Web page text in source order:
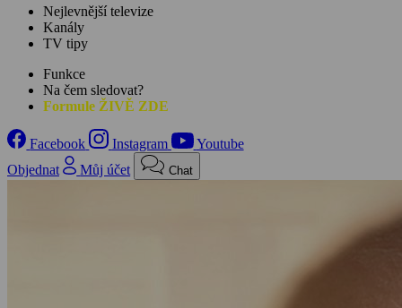
Nejlevnější televize
Kanály
TV tipy
Funkce
Na čem sledovat?
Formule ŽIVĚ ZDE
Facebook Instagram
Youtube
Objednat
Můj účet Chat